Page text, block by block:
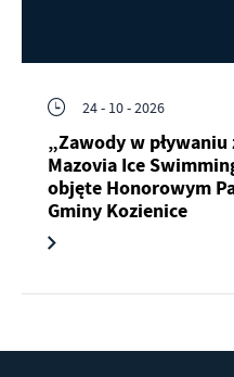
24 - 10 - 2026
„Zawody w
Mazovia Ice
objęte Honorowym
Gminy Kozienice